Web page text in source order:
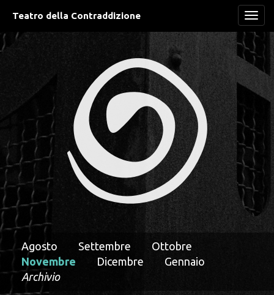
Teatro della Contraddizione
Agosto Settembre
Ottobre
Novembre
Dicembre
Gennaio
Archivio